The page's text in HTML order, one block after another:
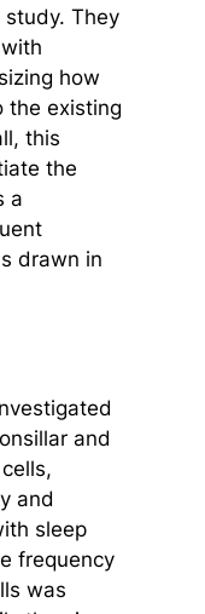
They
how
the existing
this
the
a
drawn in
and
and
sleep
frequency
was